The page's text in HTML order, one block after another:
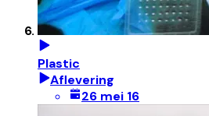
Plastic
Aflevering
26 mei 16